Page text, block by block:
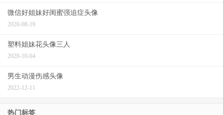
微信好姐妹好闺蜜强迫症头像
2020-08-19
塑料姐妹花头像三人
2020-10-04
男生动漫伤感头像
2022-12-11
热门标签